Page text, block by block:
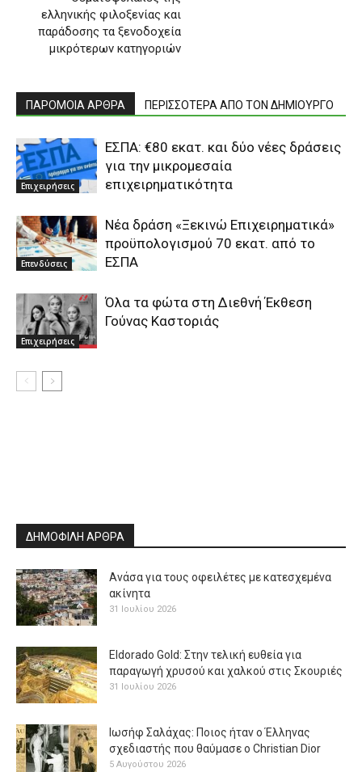
ελληνικής φιλοξενίας και
παράδοσης τα ξενοδοχεία
μικρότερων κατηγοριών
ΠΑΡΟΜΟΙΑ ΑΡΘΡΑ ΠΕΡΙΣΣΟΤΕΡΑ ΑΠΟ ΤΟΝ ΔΗΜΙΟΥΡΓΟ
Επιχειρήσεις
EΣΠΑ: €80 εκατ. και δύο νέες δράσεις
για την μικρομεσαία
επιχειρηματικότητα
Επενδύσεις
Νέα δράση «Ξεκινώ Επιχειρηματικά»
προϋπολογισμού 70 εκατ. από το
ΕΣΠΑ
Επιχειρήσεις
Όλα τα φώτα στη Διεθνή Έκθεση
Γούνας Καστοριάς
ΔΗΜΟΦΙΛΗ ΑΡΘΡΑ
Ανάσα για τους οφειλέτες με κατεσχεμένα
ακίνητα
31 Ιουλίου 2026
Eldorado Gold: Στην τελική ευθεία για
παραγωγή χρυσού και χαλκού στις Σκουριές
31 Ιουλίου 2026
Ιωσήφ Σαλάχας: Ποιος ήταν ο Έλληνας
σχεδιαστής που θαύμασε ο Christian Dior
5 Αυγούστου 2026